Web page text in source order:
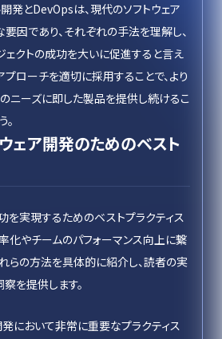
開発とDevOpsは、現代のソフトウェア
因であり、それぞれの手法を理解し、
ェクトの成功を大いに促進すると言え
プローチを適切に採用することで、より
ニーズに即した製品を提供し続けるこ
ェア開発のためのベスト
を実現するためのベストプラクティス
化やチームのパフォーマンス向上に繋
れらの方法を具体的に紹介し、読者の実
を提供します。
発において非常に重要なプラクティス